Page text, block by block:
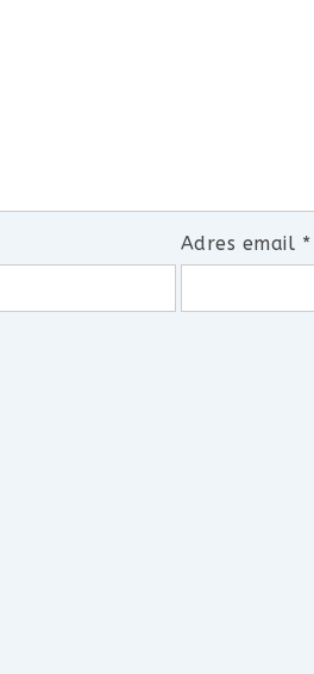
Adres email *